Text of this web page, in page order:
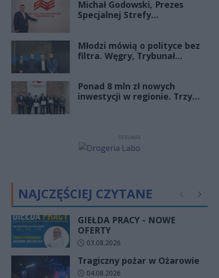
Michał Godowski, Prezes
Specjalnej Strefy
Porannej Rozmowy Radia
Rekord Świętokrzyskie
Młodzi mówią o polityce bez
filtra. Węgry, Trybunał
zmienia zasady gry
Ponad 8 mln zł nowych
inwestycji w regionie. Trzy
REKLAMA
NAJCZĘŚCIEJ CZYTANE Poprzednie
GIEŁDA PRACY - NOWE
OFERTY
Data dodania artykułu:
03.08.2026
Tragiczny pożar w Ożarowie
Data dodania artykułu:
04.08.2026